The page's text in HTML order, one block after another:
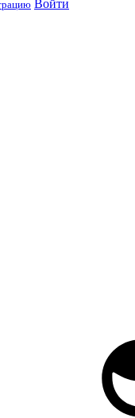
Войти